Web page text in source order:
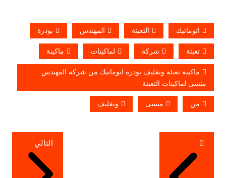
اتوماتيك التعبئة المهندس بودرة
تعبئة شركة لماكينات ماكينة
ماكينة تعبئة وتغليف بودرة اتوماتيك من شركة المهندس
منسى لماكينات التعبئة
من منسى وتغليف
تصفّح
المقالات
التالي